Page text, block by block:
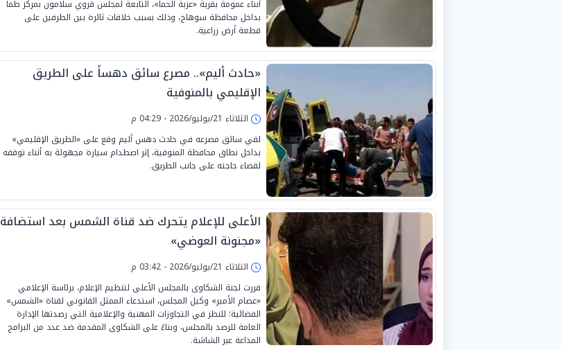
أبناء عمومة بقرية «عزبة الحما»، التابعة لمجلس قروي سلامون بمركز طما
بداخل محافظة سوهاج، وذلك بسبب خلافات ثائرة بين الطرفين على
قطعة أرض زراعية.
«حادث أليم».. مصرع سائق دهساً على الطريق
الإقليمي بالمنوفية
الثلاثاء 21/يوليو/2026 - 04:29 م
لقي سائق مصرعه في حادث دهس أليم وقع على «الطريق الإقليمي»
بداخل نطاق محافظة المنوفية، إثر اصطدام سيارة مجهولة به أثناء توقفه
لقضاء حاجته على جانب الطريق.
الأعلى للإعلام يتحرك ضد قناة الشمس بعد استضافة
«مجنونة العوضي»
الثلاثاء 21/يوليو/2026 - 03:42 م
قررت لجنة الشكاوى بالمجلس الأعلى لتنظيم الإعلام، برئاسة الإعلامي
«عصام الأمير» وكيل المجلس، استدعاء الممثل القانوني لقناة «الشمس»
الفضائية؛ للنظر في التجاوزات المهنية والإعلامية التي رصدتها الإدارة
العامة للرصد بالمجلس، وبناءً على الشكاوى المقدمة ضد عدد من البرامج
المذاعة عبر الشاشة.